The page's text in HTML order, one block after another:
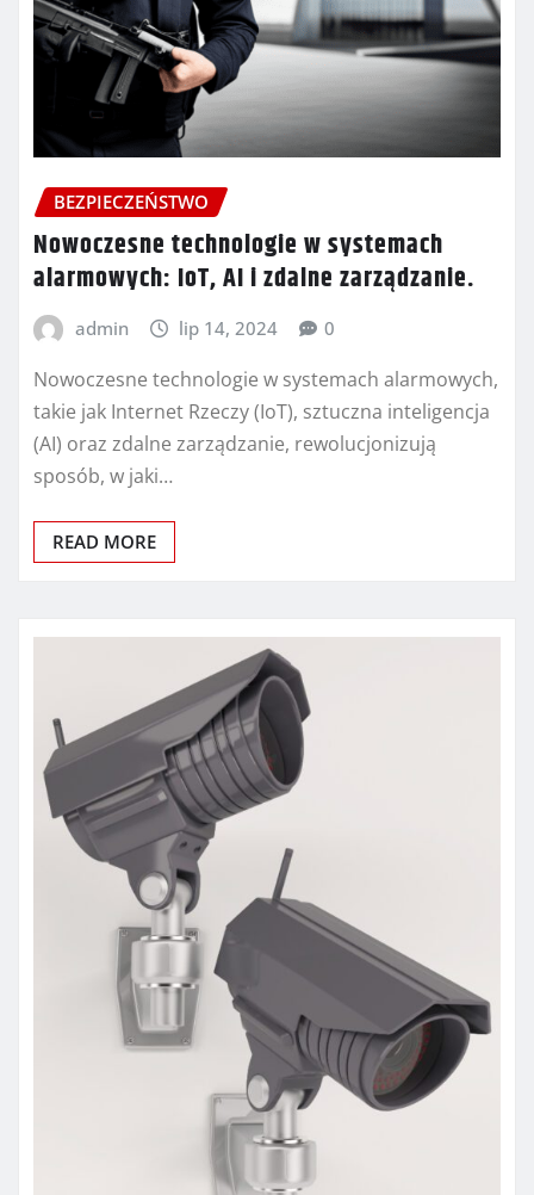
BEZPIECZEŃSTWO
Nowoczesne technologie w systemach
alarmowych: IoT, AI i zdalne zarządzanie.
admin lip 14, 2024 0
Nowoczesne technologie w systemach alarmowych,
takie jak Internet Rzeczy (IoT), sztuczna inteligencja
(AI) oraz zdalne zarządzanie, rewolucjonizują
sposób, w jaki…
READ MORE